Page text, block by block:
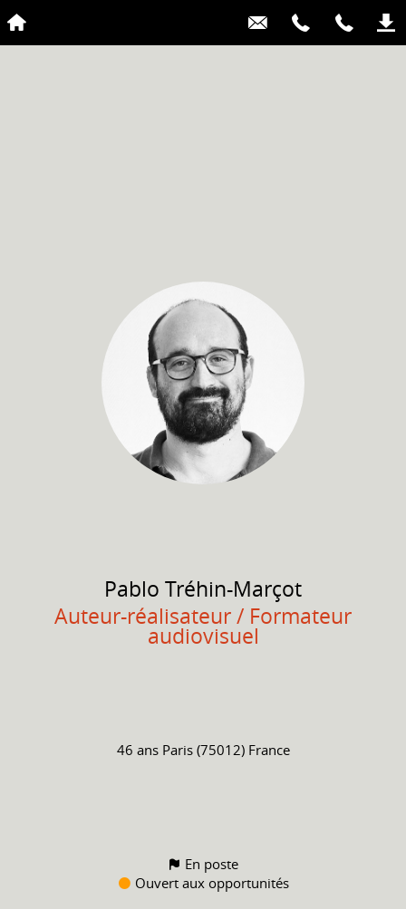
Pablo Tréhin-Marçot
Auteur-réalisateur / Formateur
audiovisuel
46 ans Paris (75012) France
En poste
Ouvert aux opportunités